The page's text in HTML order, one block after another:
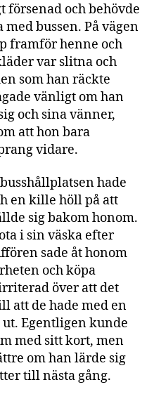
och behövde
bussen. På vägen
framför henne och
var slitna och
som han räckte
vänligt om han
och sina vänner,
att hon bara
vidare.
hade
en kille höll på att
sig bakom honom.
i sin väska efter
sade åt honom
och köpa
över att det
att de hade med en
Egentligen kunde
med sitt kort, men
om han lärde sig
till nästa gång.